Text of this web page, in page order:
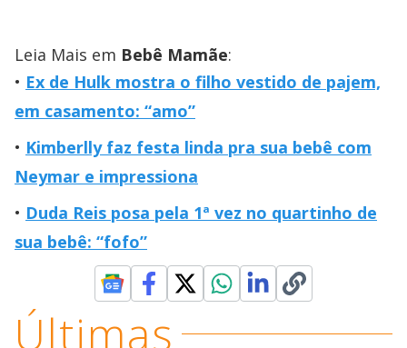
Leia Mais em Bebê Mamãe:
Ex de Hulk mostra o filho vestido de pajem,
em casamento: “amo”
Kimberlly faz festa linda pra sua bebê com
Neymar e impressiona
Duda Reis posa pela 1ª vez no quartinho de
sua bebê: “fofo”
Últimas